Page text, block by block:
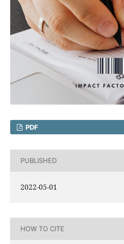
PDF
PUBLISHED
2022-05-01
HOW TO CITE